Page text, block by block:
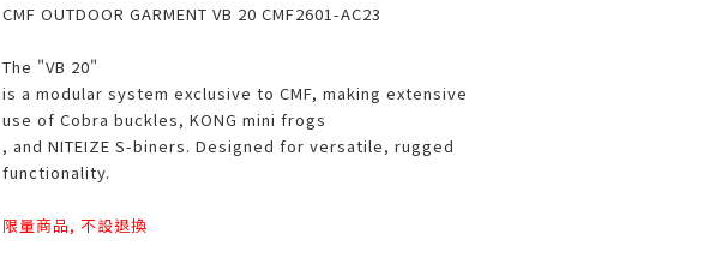
CMF OUTDOOR GARMENT VB 20 CMF2601-AC23
The "VB 20"
is a modular system exclusive to CMF, making extensive
use of Cobra buckles, KONG mini frogs
, and NITEIZE S-biners. Designed for versatile, rugged
functionality.
限量商品, 不設退換